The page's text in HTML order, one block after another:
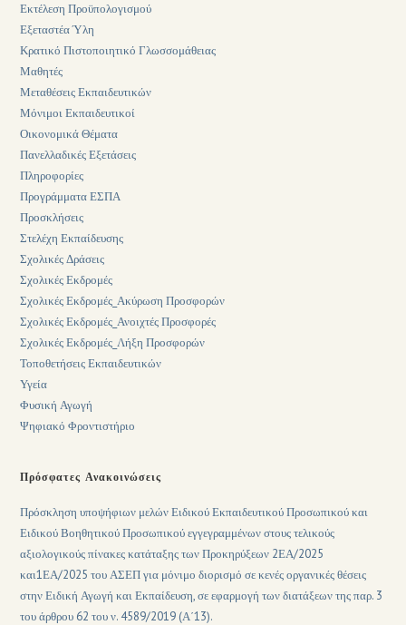
Εκτέλεση Προϋπολογισμού
Εξεταστέα Ύλη
Κρατικό Πιστοποιητικό Γλωσσομάθειας
Μαθητές
Μεταθέσεις Εκπαιδευτικών
Μόνιμοι Εκπαιδευτικοί
Οικονομικά Θέματα
Πανελλαδικές Εξετάσεις
Πληροφορίες
Προγράμματα ΕΣΠΑ
Προσκλήσεις
Στελέχη Εκπαίδευσης
Σχολικές Δράσεις
Σχολικές Εκδρομές
Σχολικές Εκδρομές_Ακύρωση Προσφορών
Σχολικές Εκδρομές_Ανοιχτές Προσφορές
Σχολικές Εκδρομές_Λήξη Προσφορών
Τοποθετήσεις Εκπαιδευτικών
Υγεία
Φυσική Αγωγή
Ψηφιακό Φροντιστήριο
Πρόσφατες Ανακοινώσεις
Πρόσκληση υποψήφιων μελών Ειδικού Εκπαιδευτικού Προσωπικού και
Ειδικού Βοηθητικού Προσωπικού εγγεγραμμένων στους τελικούς
αξιολογικούς πίνακες κατάταξης των Προκηρύξεων 2ΕΑ/2025
και1ΕΑ/2025 του ΑΣΕΠ για μόνιμο διορισμό σε κενές οργανικές θέσεις
στην Ειδική Αγωγή και Εκπαίδευση, σε εφαρμογή των διατάξεων της παρ. 3
του άρθρου 62 του ν. 4589/2019 (Α΄13).